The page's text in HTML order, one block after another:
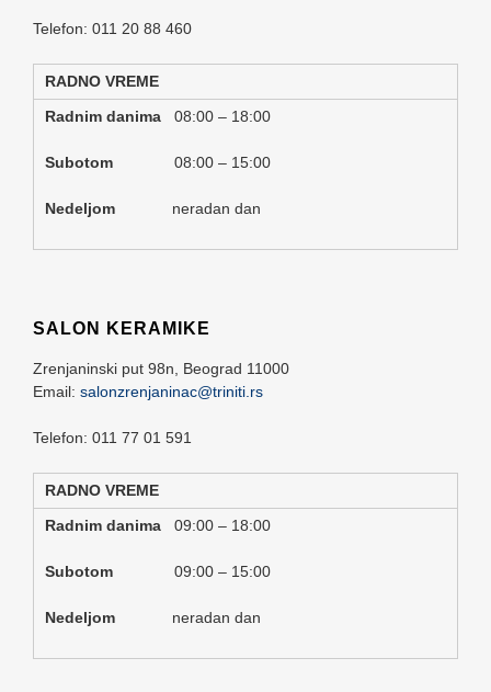
Telefon: 011 20 88 460
RADNO VREME
Radnim danima 08:00 – 18:00
Subotom 08:00 – 15:00
Nedeljom neradan dan
SALON KERAMIKE
Zrenjaninski put 98n, Beograd 11000
Email: salonzrenjaninac@triniti.rs
Telefon: 011 77 01 591
RADNO VREME
Radnim danima 09:00 – 18:00
Subotom 09:00 – 15:00
Nedeljom neradan dan